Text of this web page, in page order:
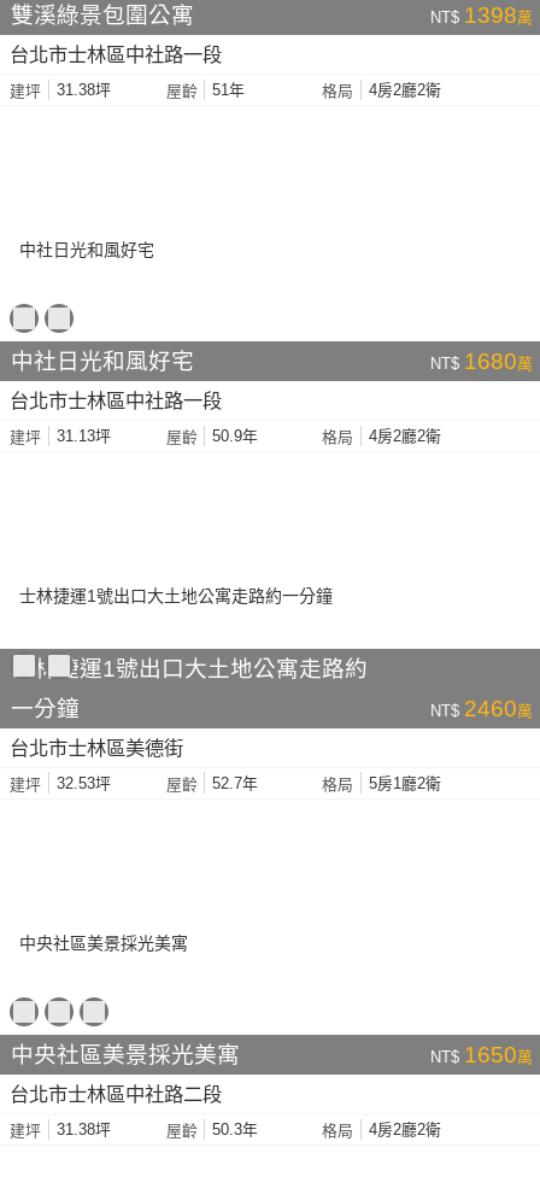
雙溪綠景包圍公寓 NT$ 1398萬
台北市士林區中社路一段
建坪 31.38坪 屋齡 51年 格局 4房2廳2衛
中社日光和風好宅 NT$ 1680萬
台北市士林區中社路一段
建坪 31.13坪 屋齡 50.9年 格局 4房2廳2衛
士林捷運1號出口大土地公寓走路約
一分鐘
NT$ 2460萬
台北市士林區美德街
建坪 32.53坪 屋齡 52.7年 格局 5房1廳2衛
中央社區美景採光美寓 NT$ 1650萬
台北市士林區中社路二段
建坪 31.38坪 屋齡 50.3年 格局 4房2廳2衛